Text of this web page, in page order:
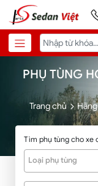
PHỤ TÙNG
Trang chủ
Tìm phụ tùng cho xe
Loại phụ tùng